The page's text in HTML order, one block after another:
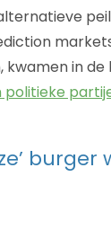
in
politieke